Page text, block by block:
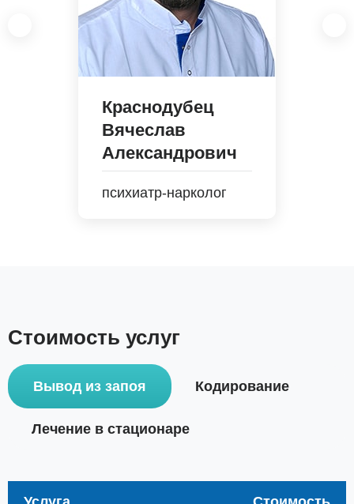
Краснодубец
Вячеслав
Александрович
психиатр-нарколог
Стоимость услуг
Вывод из запоя Кодирование
Лечение в стационаре